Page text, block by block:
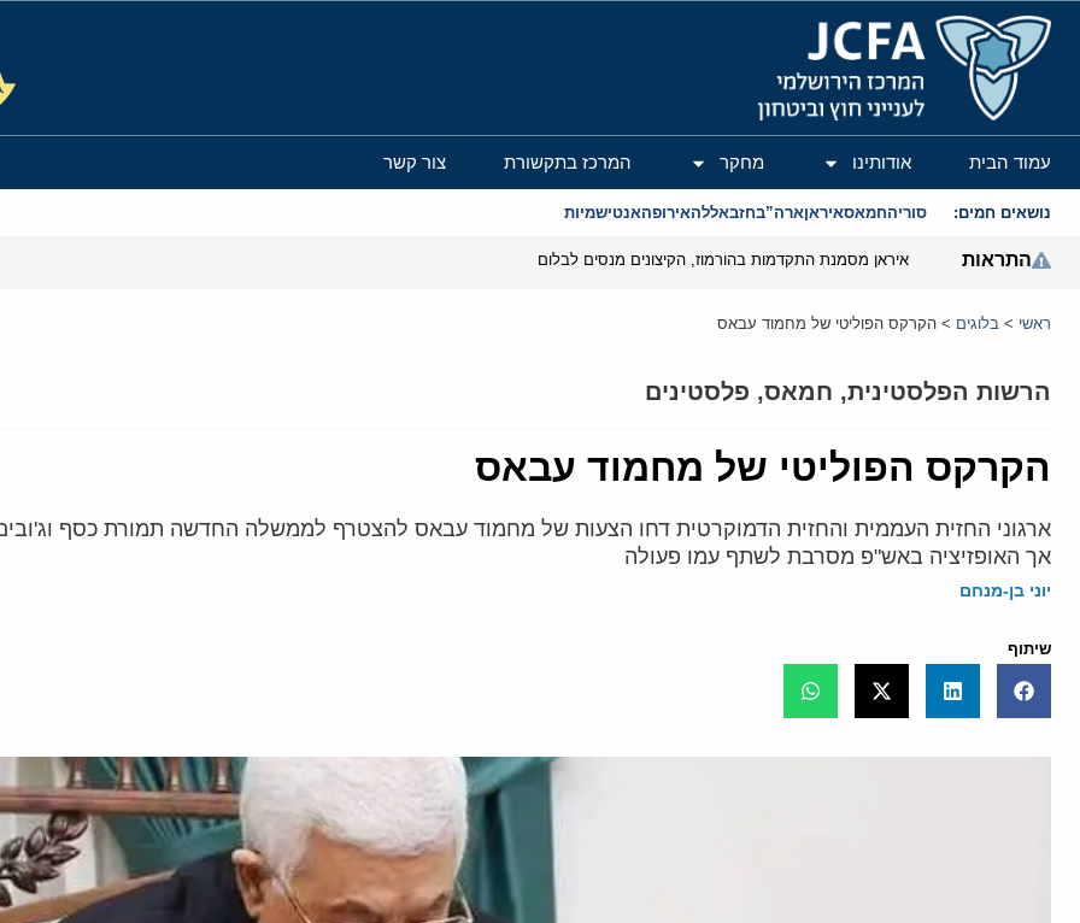
המרכז הירושלמי לענייני חוץ וביטחון
עמוד הבית אודותינו מחקר המרכז בתקשורת צור קשר
נושאים חמים: סוריהחמאסאיראןארה”בחזבאללהאירופהאנטישמיות
התראות איראן מסמנת התקדמות בהורמוז, הקיצונים מנסים לבלום
ראשי > בלוגים > הקרקס הפוליטי של מחמוד עבאס
הרשות הפלסטינית, חמאס, פלסטינים
הקרקס הפוליטי של מחמוד עבאס
ארגוני החזית העממית והחזית הדמוקרטית דחו הצעות של מחמוד עבאס להצטרף לממשלה החדשה תמורת כסף
אך האופזיציה באש"פ מסרבת לשתף עמו פעולה
יוני בן-מנחם
שיתוף